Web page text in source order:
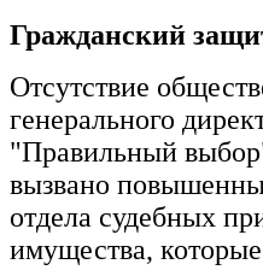
Гражданский
Отсутствие
генерального
"Правильный
вызвано
отдела судебных
имущества,